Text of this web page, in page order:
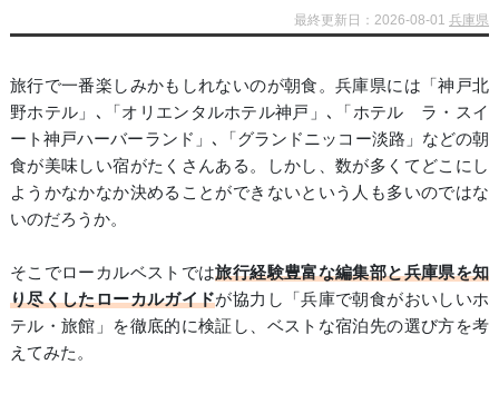
最終更新日：2026-08-01兵庫県
旅行で一番楽しみかもしれないのが朝食。兵庫県には「神戸北
野ホテル」､「オリエンタルホテル神戸」､「ホテル ラ・スイ
ート神戸ハーバーランド」､「グランドニッコー淡路」などの朝
食が美味しい宿がたくさんある。しかし、数が多くてどこにし
ようかなかなか決めることができないという人も多いのではな
いのだろうか。
そこでローカルベストでは旅行経験豊富な編集部と兵庫県を知
り尽くしたローカルガイドが協力し「兵庫で朝食がおいしいホ
テル・旅館」を徹底的に検証し、ベストな宿泊先の選び方を考
えてみた。